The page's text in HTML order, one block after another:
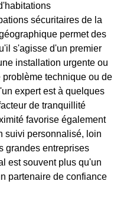
sécuritaires de la
permet des
s'agisse d'un premier
installation urgente ou
technique ou de
expert est à quelques
de tranquillité
favorise également
suivi personnalisé, loin
grandes entreprises
est souvent plus qu'un
partenaire de confiance